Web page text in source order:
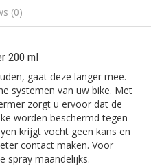
(0)
200 ml
gaat deze langer mee.
systemen van uw bike. Met
zorgt u ervoor dat de
worden beschermd tegen
krijgt vocht geen kans en
contact maken. Voor
spray maandelijks.